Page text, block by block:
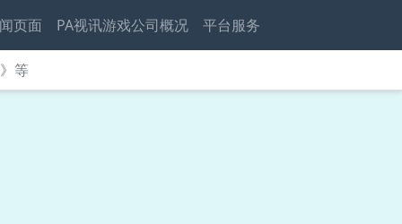
页面 PA视讯游戏公司概况 平台服务
等